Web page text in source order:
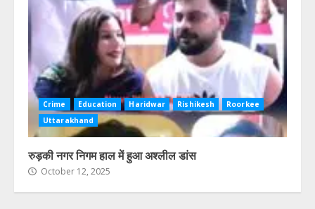
Crime Education Haridwar Rishikesh
Roorkee
Uttarakhand
रुड़की नगर निगम हाल में हुआ अश्लील डांस
October 12, 2025